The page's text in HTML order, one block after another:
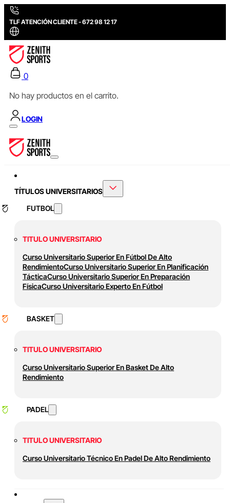
TLF ATENCIÓN CLIENTE - 672 98 12 17
0
No hay productos en el carrito.
LOGIN
TÍTULOS UNIVERSITARIOS
FUTBOL
TITULO UNIVERSITARIO
Curso Universitario Superior En Fútbol De Alto
RendimientoCurso Universitario Superior En Planificación
TácticaCurso Universitario Superior En Preparación
FísicaCurso Universitario Experto En Fútbol
BASKET
TITULO UNIVERSITARIO
Curso Universitario Superior En Basket De Alto
Rendimiento
PADEL
TITULO UNIVERSITARIO
Curso Universitario Técnico En Padel De Alto Rendimiento